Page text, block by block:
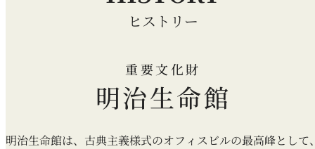
ヒストリー
重要文化財
明治生命館
明治生命館は、古典主義様式のオフィスビルの最高峰として